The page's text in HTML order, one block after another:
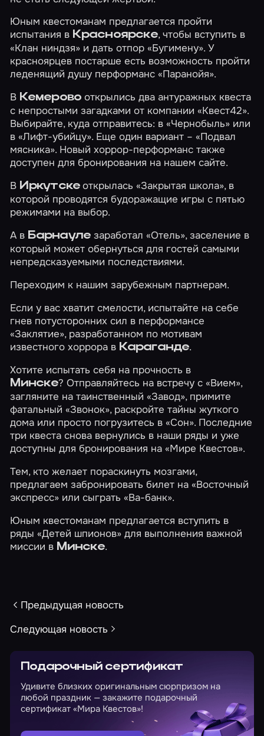
Юным квестоманам предлагается пройти
испытания в Красноярске, чтобы вступить в
«Клан ниндзя» и дать отпор«Бугимену». У
красноярцев постарше есть возможность пройти
леденящий душу перформанс«Паранойя».
В Кемерово открылись два антуражных квеста
с непростыми загадками от компании «Квест42».
Выбирайте, куда отправитесь: в«Чернобыль» или
в«Лифт-убийцу». Еще один вариант –«Подвал
мясника». Новый хоррор-перформанс также
доступен для бронирования на нашем сайте.
В Иркутскеоткрылась«Закрытая школа», в
которой проводятся будоражащие игры с пятью
режимами на выбор.
А в Барнауле заработал«Отель», заселение в
который может обернуться для гостей самыми
непредсказуемыми последствиями.
Переходим к нашим зарубежным партнерам.
Если у вас хватит смелости, испытайте на себе
гнев потусторонних сил в перформансе
«Заклятие», разработанном по мотивам
известного хоррора в Караганде.
Хотите испытать себя на прочность в
Минске? Отправляйтесь на встречу с «Вием»,
загляните на таинственный«Завод», примите
фатальный«Звонок», раскройтетайны жуткого
дома или просто погрузитесь в«Сон». Последние
три квеста снова вернулись в наши ряды и уже
доступны для бронирования на «Мире Квестов».
Тем, кто желает пораскинуть мозгами,
предлагаем забронировать билет на«Восточный
экспресс» или сыграть«Ва-банк».
Юным квестоманам предлагается вступить в
ряды«Детей шпионов» для выполнения важной
миссии в Минске.
Предыдущая новость
Следующая новость
Подарочный сертификат
Удивите близких оригинальным сюрпризом на
любой праздник — закажите подарочный
сертификат «Мира Квестов»!